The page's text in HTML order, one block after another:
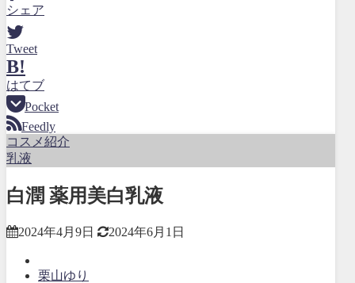
シェア
Tweet
B!
はてブ
Pocket
Feedly
コスメ紹介
乳液
白潤 薬用美白乳液
2024年4月9日 2024年6月1日
栗山ゆり